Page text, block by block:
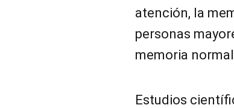
atención, la
personas
memoria
Estudios